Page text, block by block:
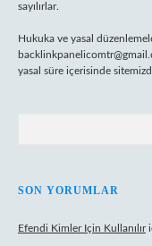
sayılırlar.
Hukuka ve yasal
yasal süre içerisinde
SON YORUMLAR
Efendi Kimler Için Kullanılır